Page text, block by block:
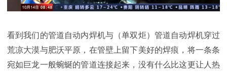
看到我们的管道自动内焊机与（单双炬）管道自动焊机穿过
荒凉大漠与肥沃平原，在管壁上留下美好的焊痕，将一条条
宛如巨龙一般蜿蜒的管道连接起来，没有什么比这更让人热